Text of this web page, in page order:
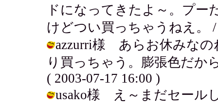
ドになってきたよ～。プ
けどつい買っちゃうねえ。 /
azzurri様 あらお休みなの
り買っちゃう。膨張色だか
( 2003-07-17 16:00 )
usako様 え～まだセール